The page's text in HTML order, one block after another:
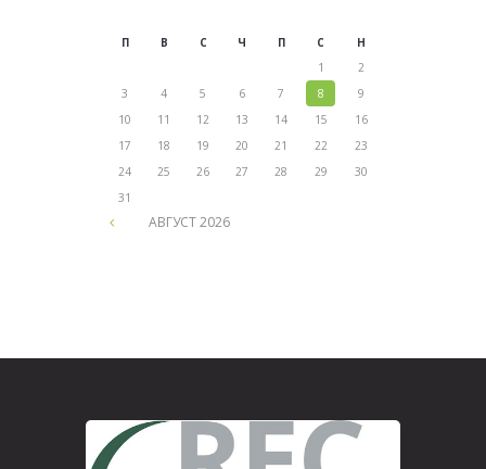
П В С Ч П С Н
АВГУСТ2026
1
2
3
4 5 6 7 8
9
10
11 12 13 14 15
16
17
18 19 20 21 22
23
24
25 26 27 28 29
30
31